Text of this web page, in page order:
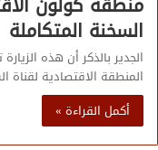
السخنة المتكاملة
الجدير بالذكر أن هذه
المنطقة الاقتصادية
أكمل القراءة »